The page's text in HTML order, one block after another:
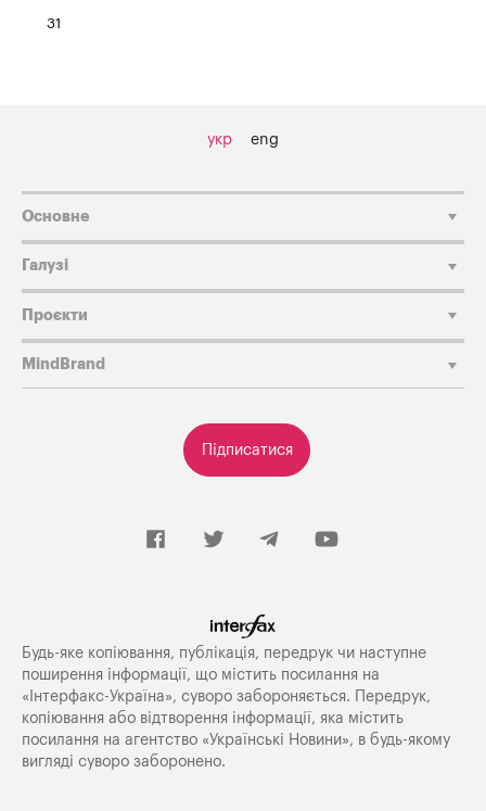
31
укр eng
Підписатися
Основне
Галузі
Проєкти
MindBrand
Будь-яке копiювання, публiкацiя, передрук чи наступне
поширення iнформацiї, що мiстить посилання на
«Iнтерфакс-Україна», суворо забороняється. Передрук,
копіювання або відтворення інформації, яка містить
посилання на агентство «Українські Новини», в будь-якому
вигляді суворо заборонено.